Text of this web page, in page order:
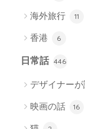
海外旅行 11
香港 6
日常話 446
デザイナー
映画の話 16